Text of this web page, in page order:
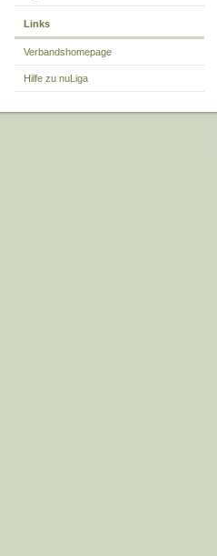
Links
Verbandshomepage
Hilfe zu nuLiga